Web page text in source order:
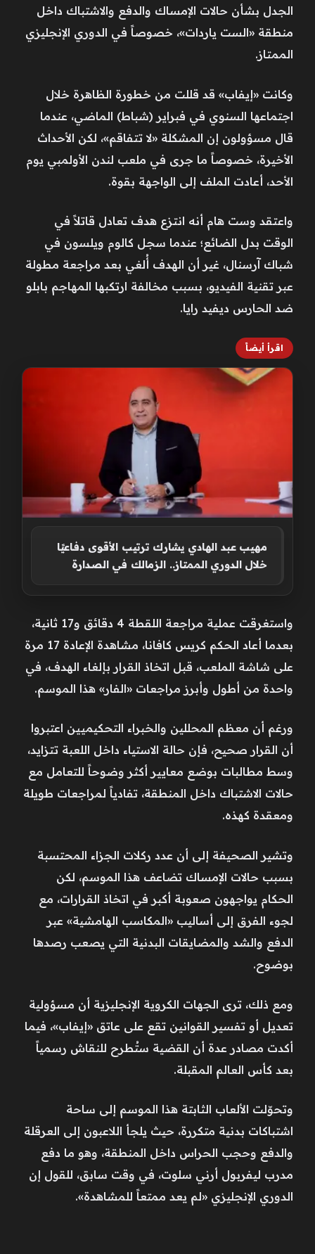
الجدل بشأن حالات الإمساك والدفع والاشتباك داخل
منطقة «الست ياردات»، خصوصاً في الدوري الإنجليزي
الممتاز.
وكانت «إيفاب» قد قللت من خطورة الظاهرة خلال
اجتماعها السنوي في فبراير (شباط) الماضي، عندما
قال مسؤولون إن المشكلة «لا تتفاقم»، لكن الأحداث
الأخيرة، خصوصاً ما جرى في ملعب لندن الأولمبي يوم
الأحد، أعادت الملف إلى الواجهة بقوة.
واعتقد وست هام أنه انتزع هدف تعادل قاتلاً في
الوقت بدل الضائع؛ عندما سجل كالوم ويلسون في
شباك آرسنال، غير أن الهدف أُلغي بعد مراجعة مطولة
عبر تقنية الفيديو، بسبب مخالفة ارتكبها المهاجم بابلو
ضد الحارس ديفيد رايا.
اقرأ أيضاً
مهيب عبد الهادي يشارك ترتيب الأقوى دفاعيًا
خلال الدوري الممتاز.. الزمالك في الصدارة
واستغرقت عملية مراجعة اللقطة 4 دقائق و17 ثانية،
بعدما أعاد الحكم كريس كافانا، مشاهدة الإعادة 17 مرة
على شاشة الملعب، قبل اتخاذ القرار بإلغاء الهدف، في
واحدة من أطول وأبرز مراجعات «الفار» هذا الموسم.
ورغم أن معظم المحللين والخبراء التحكيميين اعتبروا
أن القرار صحيح، فإن حالة الاستياء داخل اللعبة تتزايد،
وسط مطالبات بوضع معايير أكثر وضوحاً للتعامل مع
حالات الاشتباك داخل المنطقة، تفادياً لمراجعات طويلة
ومعقدة كهذه.
وتشير الصحيفة إلى أن عدد ركلات الجزاء المحتسبة
بسبب حالات الإمساك تضاعف هذا الموسم، لكن
الحكام يواجهون صعوبة أكبر في اتخاذ القرارات، مع
لجوء الفرق إلى أساليب «المكاسب الهامشية» عبر
الدفع والشد والمضايقات البدنية التي يصعب رصدها
بوضوح.
ومع ذلك، ترى الجهات الكروية الإنجليزية أن مسؤولية
تعديل أو تفسير القوانين تقع على عاتق «إيفاب»، فيما
أكدت مصادر عدة أن القضية ستُطرح للنقاش رسمياً
بعد كأس العالم المقبلة.
وتحوّلت الألعاب الثابتة هذا الموسم إلى ساحة
اشتباكات بدنية متكررة، حيث يلجأ اللاعبون إلى العرقلة
والدفع وحجب الحراس داخل المنطقة، وهو ما دفع
مدرب ليفربول أرني سلوت، في وقت سابق، للقول إن
الدوري الإنجليزي «لم يعد ممتعاً للمشاهدة».